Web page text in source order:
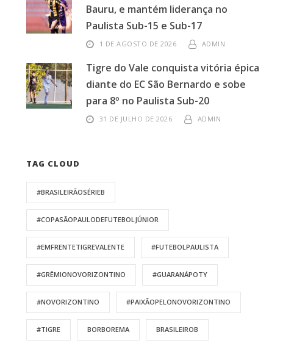
Bauru, e mantém liderança no
Paulista Sub-15 e Sub-17
1 DE AGOSTO DE 2026 ADMIN
Tigre do Vale conquista vitória épica
diante do EC São Bernardo e sobe
para 8º no Paulista Sub-20
31 DE JULHO DE 2026 ADMIN
TAG CLOUD
#BRASILEIRÃOSÉRIEB
#COPASÃOPAULODEFUTEBOLJÚNIOR
#EMFRENTETIGREVALENTE #FUTEBOLPAULISTA
#GRÊMIONOVORIZONTINO #GUARANÁPOTY
#NOVORIZONTINO #PAIXÃOPELONOVORIZONTINO
#TIGRE BORBOREMA BRASILEIROB